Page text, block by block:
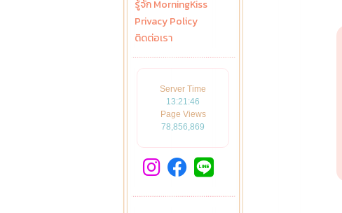
รู้จัก MorningKiss
Privacy Policy
ติดต่อเรา
Server Time
13:21:47
Page Views
78,856,869